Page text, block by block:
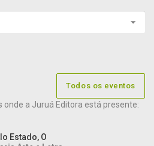
Todos os eventos
a Juruá Editora está presente:
Estado, O